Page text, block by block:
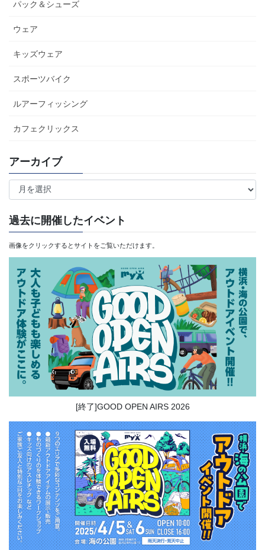
パック＆シューズ
ウェア
キッズウェア
スポーツバイク
ルアーフィッシング
カフェクリックス
アーカイブ
ア
ー
カ
イ
ブ
過去に開催したイベント
画像をクリックするとサイトをご覧いただけます。
[終了]GOOD OPEN AIRS 2026